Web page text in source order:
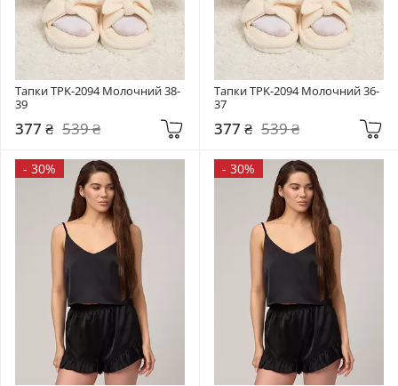
Тапки TPK-2094 Молочний 38-
39
377 ₴ 539 ₴
Тапки TPK-2094 Молочний 36-
37
377 ₴ 539 ₴
- 30% - 30%